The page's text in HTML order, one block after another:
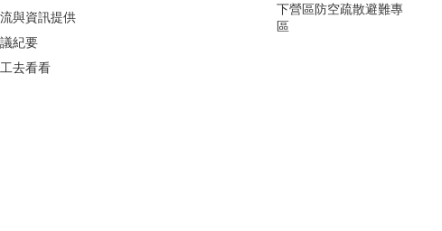
與資訊提供
紀要
去看看
下營區防空疏散避難專
區